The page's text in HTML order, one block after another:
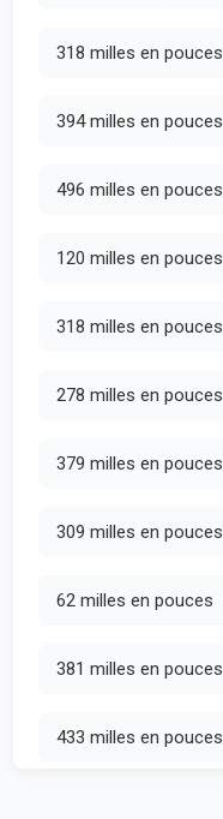
318 milles en pouces
394 milles en pouces
496 milles en pouces
120 milles en pouces
318 milles en pouces
278 milles en pouces
379 milles en pouces
309 milles en pouces
62 milles en pouces
381 milles en pouces
433 milles en pouces